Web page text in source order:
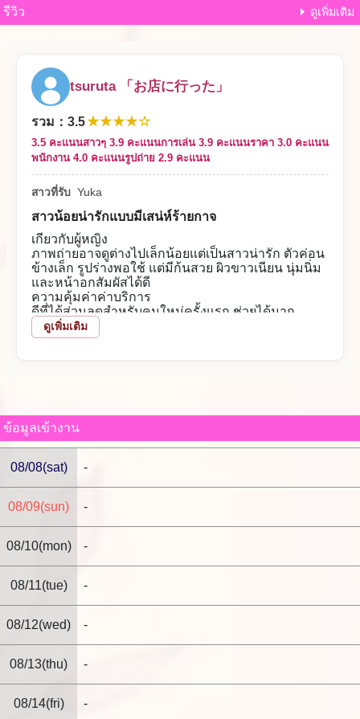
รีวิว ดูเพิ่มเติม
tsuruta 「お店に行った」
รวม ： 3.5★★★★☆
3.5 คะแนนสาวๆ 3.9 คะแนนการเล่น 3.9 คะแนนราคา 3.0 คะแนน
พนักงาน 4.0 คะแนนรูปถ่าย 2.9 คะแนน
สาวที่รับ Yuka
สาวน้อยน่ารักแบบมีเสน่ห์ร้ายกาจ
เกี่ยวกับผู้หญิง
ภาพถ่ายอาจดูต่างไปเล็กน้อยแต่เป็นสาวน่ารัก ตัวค่อน
ข้างเล็ก รูปร่างพอใช้ แต่มีก้นสวย ผิวขาวเนียน นุ่มนิ่ม
และหน้าอกสัมผัสได้ดี
ความคุ้มค่าค่าบริการ
ดีที่ได้ส่วนลดสำหรับคนใหม่ครั้งแรก ช่วยได้มาก
เนื้อหาการเล่น
จูบรู้สึกดีมาก นอกจากนี้การอมก็เก่งสุดยอด อีกทั้งทำ
ตอบกลับจากร้าน
คุณทสึรุตะ ขอบคุณที่ใช้บริการของร้านเรามากๆ ค่ะ
พวกเราทีมงานทุกคนตั้งตารอคอยที่จะได้ต้อนรับคุณอีก
ดูเพิ่มเติม
ข้อมูลเข้างาน
08/08(sat) -
08/09(sun) -
08/10(mon) -
08/11(tue) -
08/12(wed) -
08/13(thu) -
08/14(fri) -